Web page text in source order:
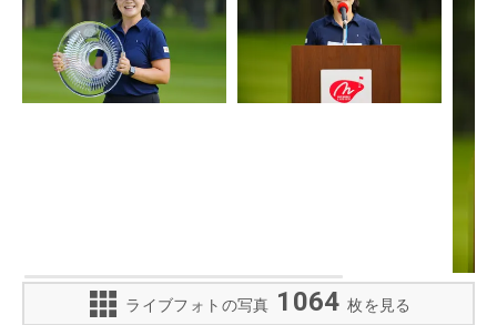
ライブフォトの写真 1064 枚を見る